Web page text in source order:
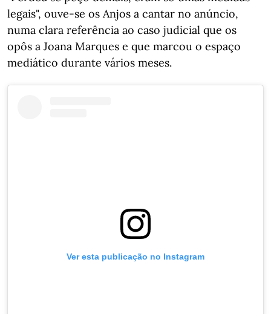
legais", ouve-se os Anjos a cantar no anúncio,
numa clara referência ao caso judicial que os
opôs a Joana Marques e que marcou o espaço
mediático durante vários meses.
Ver esta publicação no Instagram